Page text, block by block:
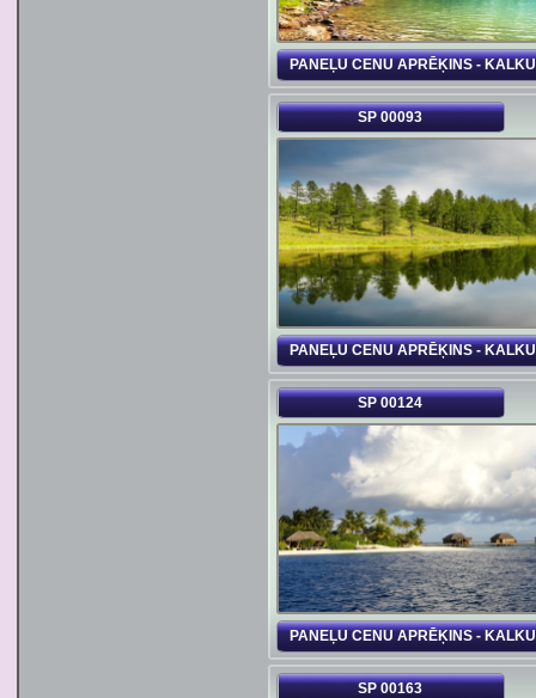
PANEĻU CENU APRĒĶINS -
SP 00093
PANEĻU CENU APRĒĶINS -
SP 00124
PANEĻU CENU APRĒĶINS -
SP 00163